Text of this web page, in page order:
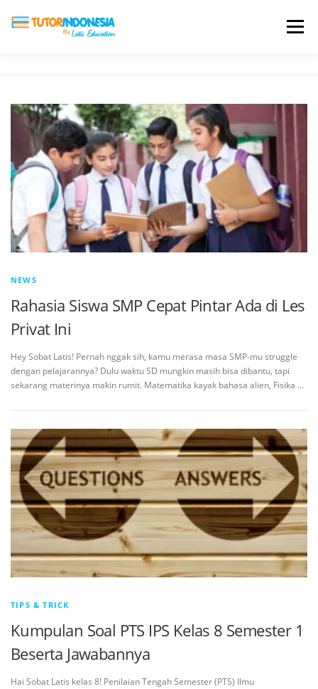
Menu
BIAYA LES TESTIMONI PROFIL ALUMNI
DAFTAR SEKOLAH
NEWS
Rahasia Siswa SMP Cepat Pintar Ada di Les
Privat Ini
Hey Sobat Latis! Pernah nggak sih, kamu merasa masa SMP-mu struggle
dengan pelajarannya? Dulu waktu SD mungkin masih bisa dibantu, tapi
sekarang materinya makin rumit. Matematika kayak bahasa alien, Fisika …
TIPS & TRICK
Kumpulan Soal PTS IPS Kelas 8 Semester 1
Beserta Jawabannya
Hai Sobat Latis kelas 8! Penilaian Tengah Semester (PTS) Ilmu